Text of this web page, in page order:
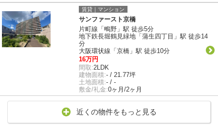
賃貸｜マンション
サンファースト京橋
片町線「鴫野」駅 徒歩5分
地下鉄長堀鶴見緑地「蒲生四丁目」駅 徒歩14
分
大阪環状線「京橋」駅 徒歩10分
16万円
間取:2LDK
建物面積:- / 21.77坪
土地面積:- / -
敷金/礼金:0ヶ月/2ヶ月
近くの物件をもっと見る